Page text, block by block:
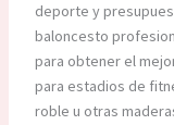
deporte y
baloncesto
para obtener el
para estadios de
roble u otras